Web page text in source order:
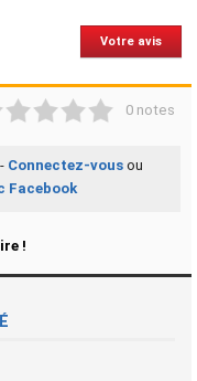
Votre avis
0 notes
Connectez-vousou
Facebook
!